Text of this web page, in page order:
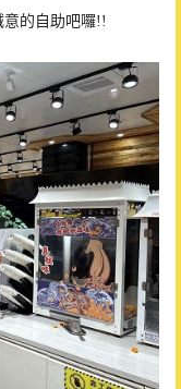
意的自助吧囉!!